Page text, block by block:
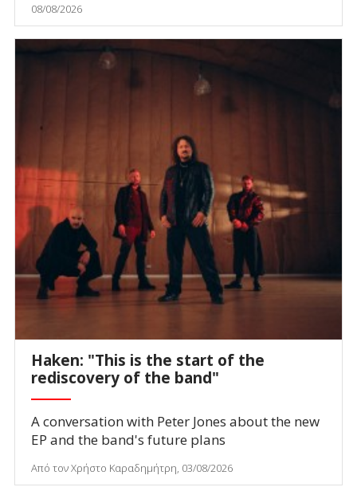
08/08/2026
Haken: "This is the start of the
rediscovery of the band"
A conversation with Peter Jones about the new
EP and the band's future plans
Από τον Χρήστο Καραδημήτρη, 03/08/2026